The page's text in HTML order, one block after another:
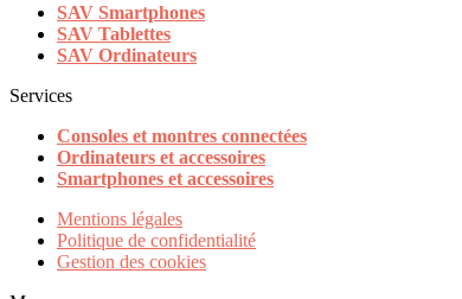
SAV Smartphones
SAV Tablettes
SAV Ordinateurs
Services
Consoles et montres connectées
Ordinateurs et accessoires
Smartphones et accessoires
Mentions légales
Politique de confidentialité
Gestion des cookies